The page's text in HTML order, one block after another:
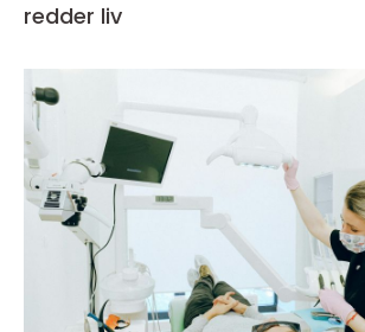
redder liv